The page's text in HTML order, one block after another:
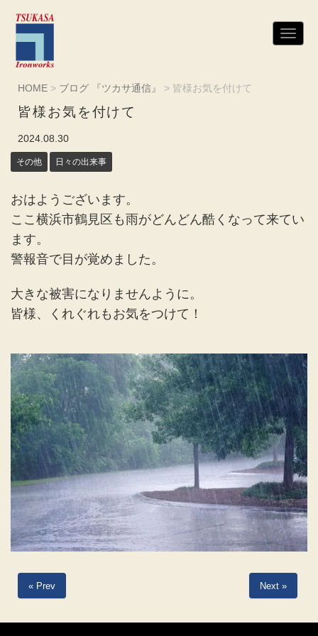
N
a
HOME > ブログ 『ツカサ通信』 > 皆様お気を付けて
皆様お気を付けて
2024.08.30
その他 日々の出来事
おはようございます。
ここ横浜市鶴見区も雨がどんどん酷くなって来てい
ます。
警報音で目が覚めました。
大きな被害になりませんように。
皆様、くれぐれもお気をつけて！
« Prev Next »